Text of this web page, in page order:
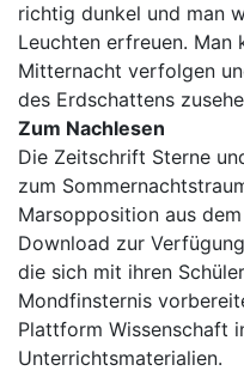
richtig dunkel und man
Leuchten erfreuen. Man
Mitternacht verfolgen
des Erdschattens
Zum Nachlesen
Die Zeitschrift Sterne
zum
Marsopposition aus
Download zur
die sich mit ihren
Mondfinsternis
Plattform Wissenschaft
Unterrichtsmaterialien.